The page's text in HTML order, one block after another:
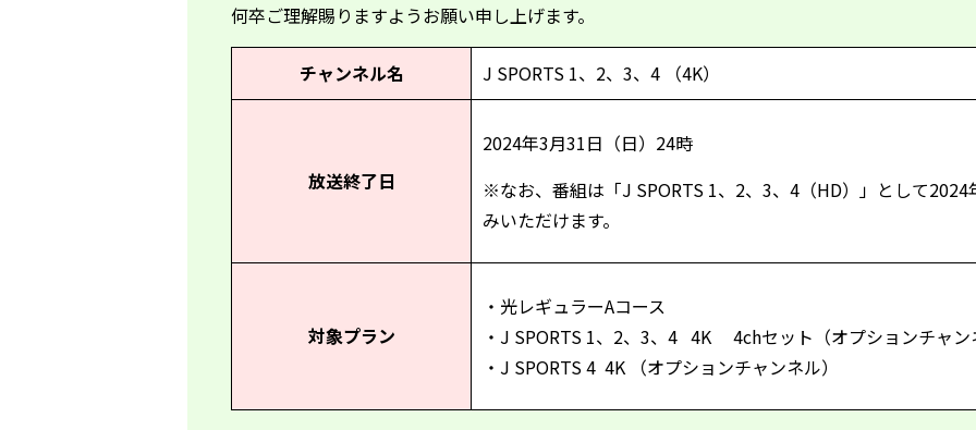
何卒ご理解賜りますようお願い申し上げます。
チャンネル名 J SPORTS 1、2、3、4 （4K）
放送終了日
2024年3月31日（日） 24時
※なお、番組は「J SPORTS 1、 2、 3、 4 （HD）」として2024
みいただけます。
対象プラン
・光レギュラーAコース
・ J SPORTS 1、 2、 3、 4 4K 4chセット（オプションチャ
・ J SPORTS 4 4K （オプションチャンネル）